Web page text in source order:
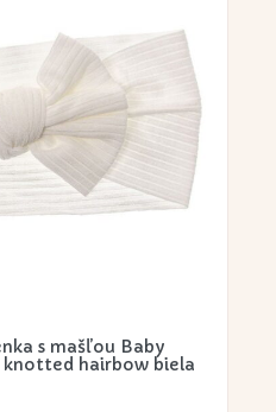
s mašľou Baby
knotted hairbow biela